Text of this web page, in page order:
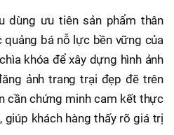
dùng ưu tiên sản phẩm thân
bá nỗ lực bền vững của
khóa để xây dựng hình ảnh
ảnh trang trại đẹp đẽ trên
cần chứng minh cam kết thực
giúp khách hàng thấy rõ giá trị